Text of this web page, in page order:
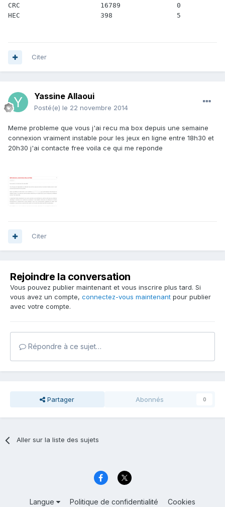
CRC                    16789              0
HEC                    398                5
Citer
Yassine Allaoui
Posté(e) le 22 novembre 2014
Meme probleme que vous j'ai recu ma box depuis une semaine
connexion vraiment instable pour les jeux en ligne entre 18h30 et
20h30 j'ai contacte free voila ce qui me reponde
Citer
Rejoindre la conversation
Vous pouvez publier maintenant et vous inscrire plus tard. Si
vous avez un compte, connectez-vous maintenant pour publier
avec votre compte.
Répondre à ce sujet…
Partager Abonnés 0
Aller sur la liste des sujets
Langue Politique de confidentialité Cookies